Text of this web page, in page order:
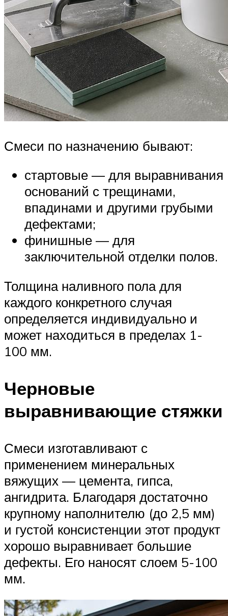
Смеси по назначению бывают:
стартовые — для выравнивания
оснований с трещинами,
впадинами и другими грубыми
дефектами;
финишные — для
заключительной отделки полов.
Толщина наливного пола для
каждого конкретного случая
определяется индивидуально и
может находиться в пределах 1-
100 мм.
Черновые
выравнивающие стяжки
Смеси изготавливают с
применением минеральных
вяжущих — цемента, гипса,
ангидрита. Благодаря достаточно
крупному наполнителю (до 2,5 мм)
и густой консистенции этот продукт
хорошо выравнивает большие
дефекты. Его наносят слоем 5-100
мм.